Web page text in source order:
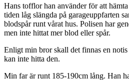
Hans tofflor han använder för att
tiden låg slängda på garageuppfarten
blodspår runt vårat hus. Polisen har
men inte hittat mer blod eller spår.
Enligt min bror skall det finnas en notis
kan inte hitta den.
Min far är runt 185-190cm lång. Han